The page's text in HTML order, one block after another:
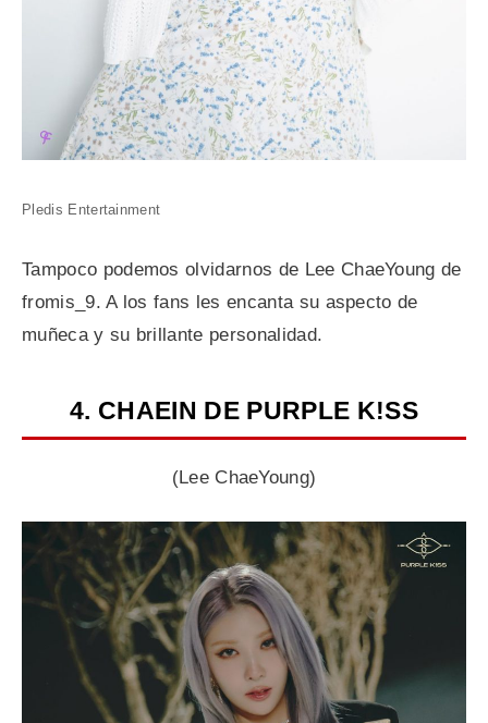
Pledis Entertainment
Tampoco podemos olvidarnos de Lee ChaeYoung de
fromis_9. A los fans les encanta su aspecto de
muñeca y su brillante personalidad.
4. CHAEIN DE PURPLE K!SS
(Lee ChaeYoung)